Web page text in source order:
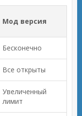
Мод версия
Бесконечно
Все открыты
Увеличенный
лимит